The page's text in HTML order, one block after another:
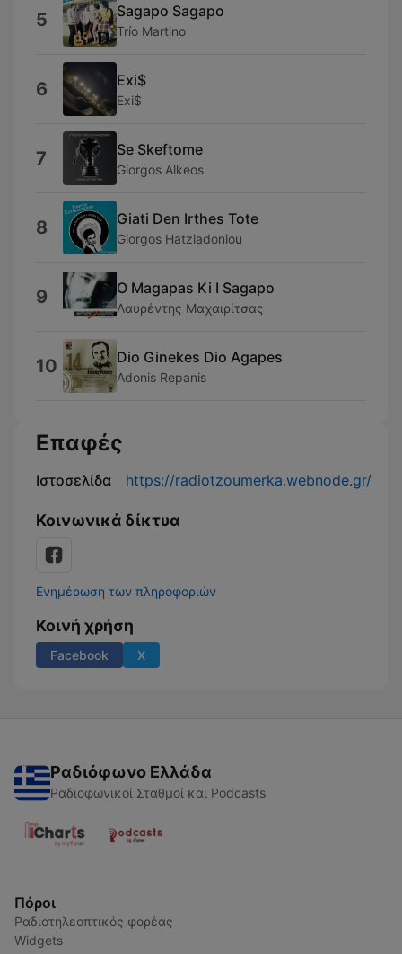
5 Sagapo Sagapo
Trío Martino
6 Exi$
Exi$
7 Se Skeftome
Giorgos Alkeos
8 Giati Den Irthes Tote
Giorgos Hatziadoniou
9 O Magapas Ki I Sagapo
Λαυρέντης Μαχαιρίτσας
10 Dio Ginekes Dio Agapes
Adonis Repanis
Επαφές
Ιστοσελίδα https://radiotzoumerka.webnode.gr/
Κοινωνικά δίκτυα
Ενημέρωση των πληροφοριών
Κοινή χρήση
Facebook X
Ραδιόφωνο Ελλάδα
Ραδιοφωνικοί Σταθμοί και Podcasts
Πόροι
Ραδιοτηλεοπτικός φορέας
Widgets